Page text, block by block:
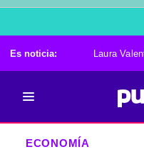
Es noticia: Laura
ECONOMÍA